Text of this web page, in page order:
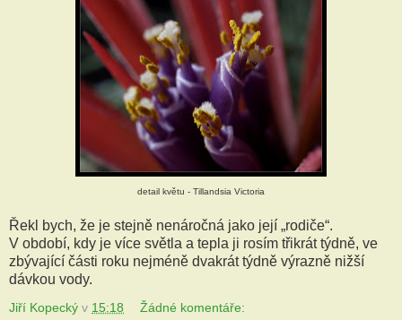
detail květu - Tillandsia Victoria
Řekl bych, že je stejně nenáročná jako její „rodiče“.
V období, kdy je více světla a tepla ji rosím třikrát týdně, ve
zbývající části roku nejméně dvakrát týdně výrazně nižší
dávkou vody.
Jiří Kopecký v 15:18 Žádné komentáře: